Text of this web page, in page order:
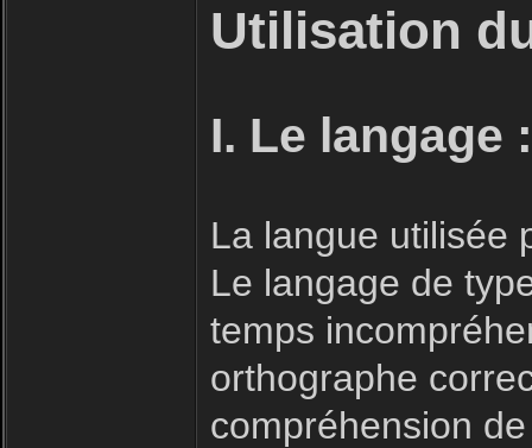
Utilisation
I. Le langage :
La langue utilisée
Le langage de
temps
orthographe
compréhension